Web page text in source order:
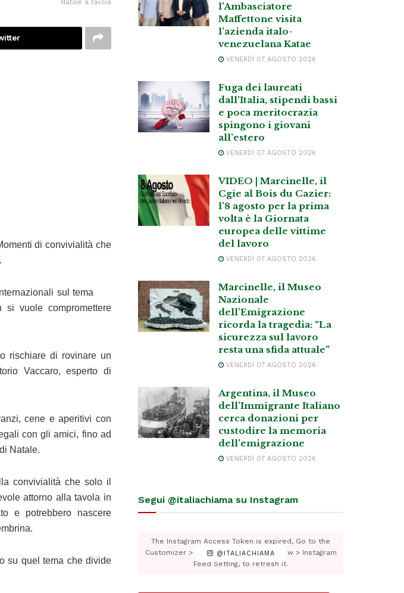
Natale a tavola
di convivialità che
sul tema
vuole compromettere
rischiare di rovinare un
Vaccaro, esperto di
cene e aperitivi con
con gli amici, fino ad
Natale.
convivialità che solo il
attorno alla tavola in
e potrebbero nascere
su quel tema che divide
l’Ambasciatore
Maffettone visita
l’azienda italo-
venezuelana Katae
VENERDÌ 07 AGOSTO 2026
Fuga dei laureati
dall’Italia, stipendi bassi
e poca meritocrazia
spingono i giovani
all’estero
VENERDÌ 07 AGOSTO 2026
VIDEO | Marcinelle, il
Cgie al Bois du Cazier:
l’8 agosto per la prima
volta è la Giornata
europea delle vittime
del lavoro
VENERDÌ 07 AGOSTO 2026
Marcinelle, il Museo
Nazionale
dell’Emigrazione
ricorda la tragedia: “La
sicurezza sul lavoro
resta una sfida attuale”
VENERDÌ 07 AGOSTO 2026
Argentina, il Museo
dell’Immigrante Italiano
cerca donazioni per
custodire la memoria
dell’emigrazione
VENERDÌ 07 AGOSTO 2026
Segui @italiachiama su Instagram
@ITALIACHIAMA
The Instagram Access Token is expired, Go to the
Customizer > JNews : Social, Like & View > Instagram
Feed Setting, to refresh it.